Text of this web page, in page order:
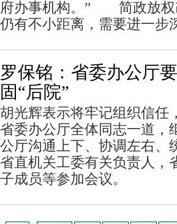
府办事机构。” 简政放权
仍有不小距离，需要进一步
罗保铭：省委办公厅
固“后院”
胡光辉表示将牢记组织信任
省委办公厅全体同志一道，
公厅沟通上下、协调左右、
省直机关工委有关负责人，
子成员等参加会议。